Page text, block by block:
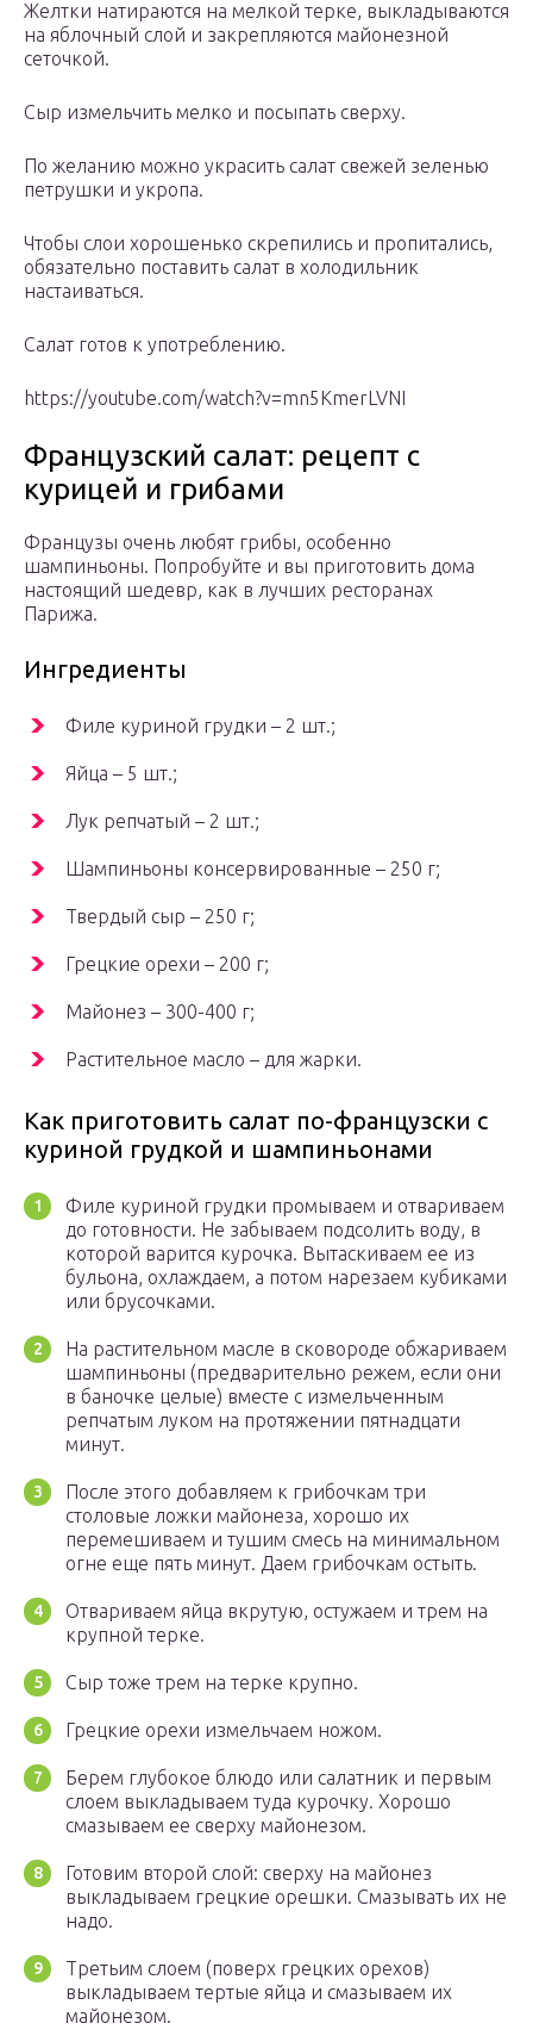
Желтки натираются на мелкой терке, выкладываются
на яблочный слой и закрепляются майонезной
сеточкой.
Сыр измельчить мелко и посыпать сверху.
По желанию можно украсить салат свежей зеленью
петрушки и укропа.
Чтобы слои хорошенько скрепились и пропитались,
обязательно поставить салат в холодильник
настаиваться.
Салат готов к употреблению.
https://youtube.com/watch?v=mn5KmerLVNI
Французский салат: рецепт с
курицей и грибами
Французы очень любят грибы, особенно
шампиньоны. Попробуйте и вы приготовить дома
настоящий шедевр, как в лучших ресторанах
Парижа.
Ингредиенты
Филе куриной грудки – 2 шт.;
Яйца – 5 шт.;
Лук репчатый – 2 шт.;
Шампиньоны консервированные – 250 г;
Твердый сыр – 250 г;
Грецкие орехи – 200 г;
Майонез – 300-400 г;
Растительное масло – для жарки.
Как приготовить салат по-французски с
куриной грудкой и шампиньонами
Филе куриной грудки промываем и отвариваем
до готовности. Не забываем подсолить воду, в
которой варится курочка. Вытаскиваем ее из
бульона, охлаждаем, а потом нарезаем кубиками
или брусочками.
На растительном масле в сковороде обжариваем
шампиньоны (предварительно режем, если они
в баночке целые) вместе с измельченным
репчатым луком на протяжении пятнадцати
минут.
После этого добавляем к грибочкам три
столовые ложки майонеза, хорошо их
перемешиваем и тушим смесь на минимальном
огне еще пять минут. Даем грибочкам остыть.
Отвариваем яйца вкрутую, остужаем и трем на
крупной терке.
Сыр тоже трем на терке крупно.
Грецкие орехи измельчаем ножом.
Берем глубокое блюдо или салатник и первым
слоем выкладываем туда курочку. Хорошо
смазываем ее сверху майонезом.
Готовим второй слой: сверху на майонез
выкладываем грецкие орешки. Смазывать их не
надо.
Третьим слоем (поверх грецких орехов)
выкладываем тертые яйца и смазываем их
майонезом.